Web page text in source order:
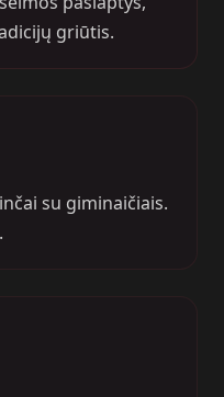
griūtis.
su giminaičiais.